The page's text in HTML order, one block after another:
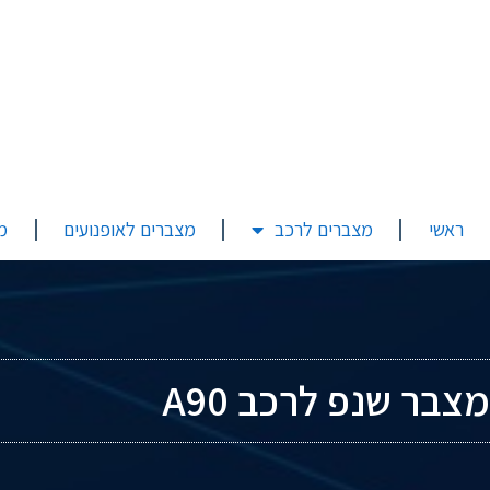
ראשי מצברים לרכב מצברים לאופנועים
מצבר שנפ לרכב A90